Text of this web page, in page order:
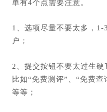
单有4个点需要注意。
1、 选项尽量不要太多，1-
户；
2、提交按钮不要太过生硬
比如“免费测评”、“免费
等等；